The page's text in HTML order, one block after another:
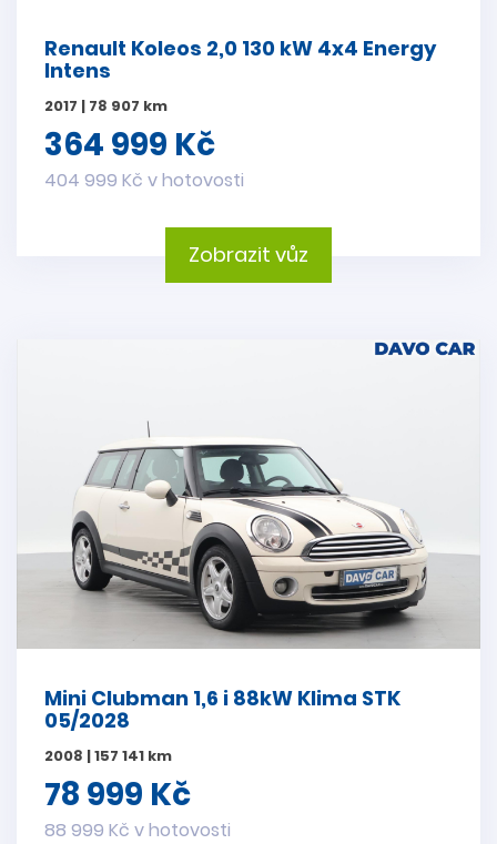
Renault Koleos 2,0 130 kW 4x4 Energy
Intens
2017 | 78 907 km
364 999 Kč
404 999 Kč v hotovosti
Zobrazit vůz
Mini Clubman 1,6 i 88kW Klima STK
05/2028
2008 | 157 141 km
78 999 Kč
88 999 Kč v hotovosti